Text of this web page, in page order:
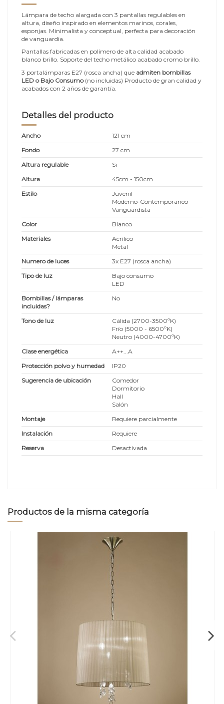
Lámpara de techo alargada con 3 pantallas regulables en
altura, diseño inspirado en elementos marinos, corales,
esponjas. Minimalista y conceptual, perfecta para decoración
de vanguardia.
Pantallas fabricadas en polímero de alta calidad acabado
blanco brillo. Soporte del techo metálico acabado cromo brillo.
3 portalámparas E27 (rosca ancha) que admiten bombillas
LED o Bajo Consumo(no incluidas) Producto de gran calidad y
acabados con 2 años de garantía.
Detalles del producto
Ancho
121 cm
Fondo
27 cm
Altura regulable
Si
Altura
45cm - 150cm
Estilo
Juvenil
Moderno-Contemporaneo
Vanguardista
Color
Blanco
Materiales
Acrílico
Metal
Numero de luces
3x E27 (rosca ancha)
Tipo de luz
Bajo consumo
LED
Bombillas / lámparas
incluidas?
No
Tono de luz
Cálida (2700-3500ºK)
Frío (5000 - 6500ºK)
Neutro (4000-4700ºK)
Clase energética
A++...A
Protección polvo y humedad
IP20
Sugerencia de ubicación
Comedor
Dormitorio
Hall
Salón
Montaje
Requiere parcialmente
Instalación
Requiere
Reserva
Desactivada
Productos de la misma categoría